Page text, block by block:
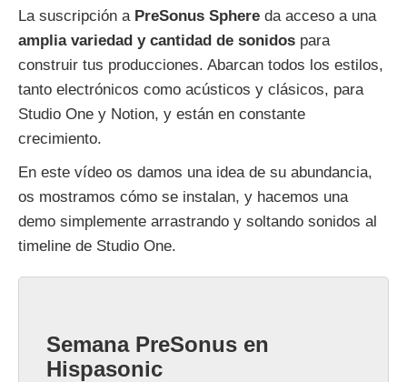
La suscripción a PreSonus Sphere da acceso a una
amplia variedad y cantidad de sonidos para
construir tus producciones. Abarcan todos los estilos,
tanto electrónicos como acústicos y clásicos, para
Studio One y Notion, y están en constante
crecimiento.
En este vídeo os damos una idea de su abundancia,
os mostramos cómo se instalan, y hacemos una
demo simplemente arrastrando y soltando sonidos al
timeline de Studio One.
Semana PreSonus en
Hispasonic